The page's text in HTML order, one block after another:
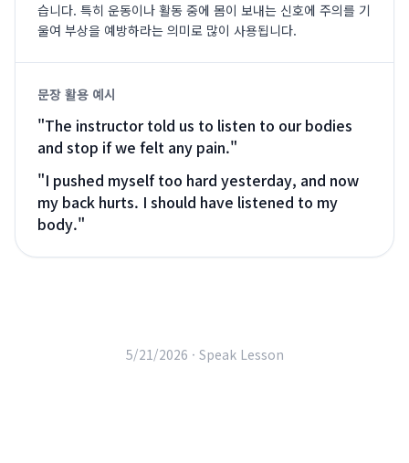
습니다. 특히 운동이나 활동 중에 몸이 보내는 신호에 주의를 기
울여 부상을 예방하라는 의미로 많이 사용됩니다.
문장 활용 예시
"The instructor told us to listen to our bodies
and stop if we felt any pain."
"I pushed myself too hard yesterday, and now
my back hurts. I should have listened to my
body."
5/21/2026 · Speak Lesson